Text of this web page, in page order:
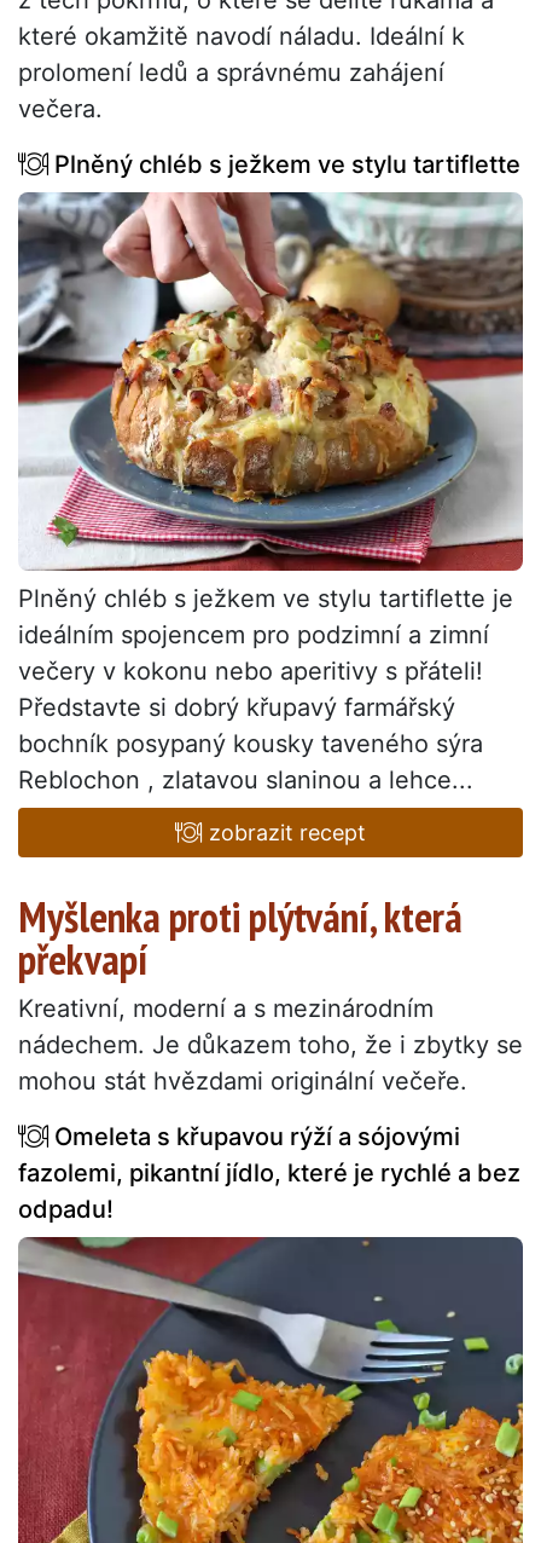
které okamžitě navodí náladu. Ideální k
prolomení ledů a správnému zahájení
večera.
Plněný chléb s ježkem ve stylu tartiflette
Plněný chléb s ježkem ve stylu tartiflette je
ideálním spojencem pro podzimní a zimní
večery v kokonu nebo aperitivy s přáteli!
Představte si dobrý křupavý farmářský
bochník posypaný kousky taveného sýra
Reblochon , zlatavou slaninou a lehce...
zobrazit recept
Myšlenka proti plýtvání, která
překvapí
Kreativní, moderní a s mezinárodním
nádechem. Je důkazem toho, že i zbytky se
mohou stát hvězdami originální večeře.
Omeleta s křupavou rýží a sójovými
fazolemi, pikantní jídlo, které je rychlé a bez
odpadu!